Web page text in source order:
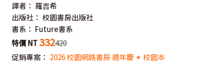
譯者： 羅吉希
出版社： 校園書房出版社
書系： Future書系
特價 NT 332420
促銷專案： 2026 校園網路書房 週年慶 ✦ 校園本